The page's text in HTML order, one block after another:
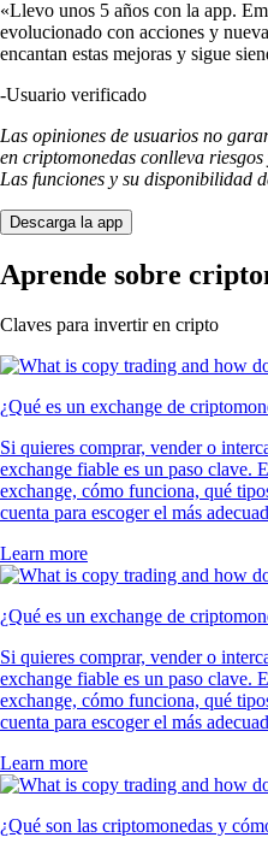
«Llevo unos 5 años con la app.
evolucionado con acciones y
encantan estas mejoras y sigue
-Usuario verificado
Las opiniones de usuarios no
en criptomonedas conlleva
Las funciones y su disponibilidad
Descarga la app
Aprende sobre
Claves para invertir en cripto
¿Qué es un exchange de
Si quieres comprar, vender o
exchange fiable es un paso clave.
exchange, cómo funciona, qué
cuenta para escoger el más
Learn more
¿Qué es un exchange de
Si quieres comprar, vender o
exchange fiable es un paso clave.
exchange, cómo funciona, qué
cuenta para escoger el más
Learn more
¿Qué son las criptomonedas y